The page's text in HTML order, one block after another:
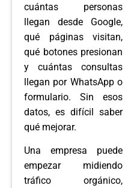
cuántas personas
llegan desde Google,
qué páginas visitan,
qué botones presionan
y cuántas consultas
llegan por WhatsApp o
formulario. Sin esos
datos, es difícil saber
qué mejorar.
Una empresa puede
empezar midiendo
tráfico orgánico,